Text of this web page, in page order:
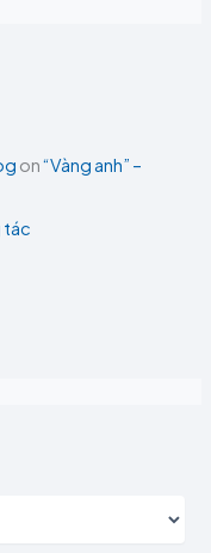
on“Vàng anh” –
tác